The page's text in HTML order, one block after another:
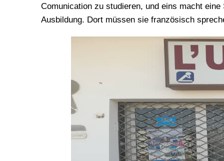
Comunication zu studieren, und eins macht eine
Ausbildung. Dort müssen sie französisch